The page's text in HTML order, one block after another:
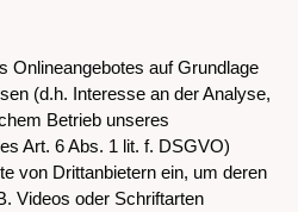
Onlineangebotes auf Grundlage
(d.h. Interesse an der Analyse,
Betrieb unseres
Art. 6 Abs. 1 lit. f. DSGVO)
von Drittanbietern ein, um deren
Videos oder Schriftarten